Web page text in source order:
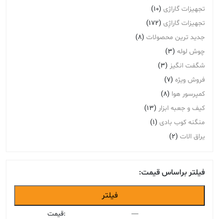
تجهیزات گاراژی (10)
تجهیزات گاراژِی (172)
جدید ترین محصولات (8)
چوش لوله (3)
شگفت انگیز (3)
فروش ویژه (7)
کمپرسور هوا (8)
کیف و جعبه ابزار (13)
منگنه کوب بادی (1)
یراق الات (2)
فیلتر براساس قیمت:
قیمت
قیمت
فیلتر
قیمت: —